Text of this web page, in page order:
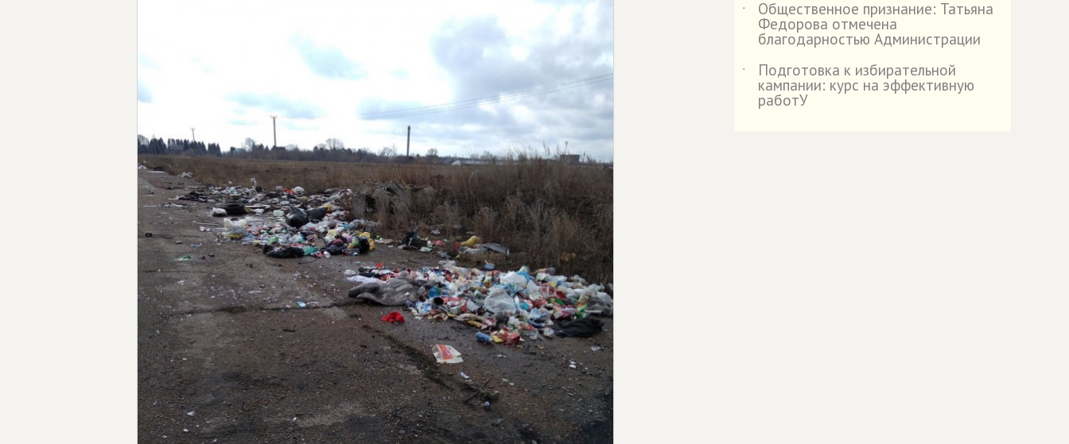
˙
Общественное признание: Татьяна
Федорова отмечена
благодарностью Администрации
˙
Подготовка к избирательной
кампании: курс на эффективную
работУ